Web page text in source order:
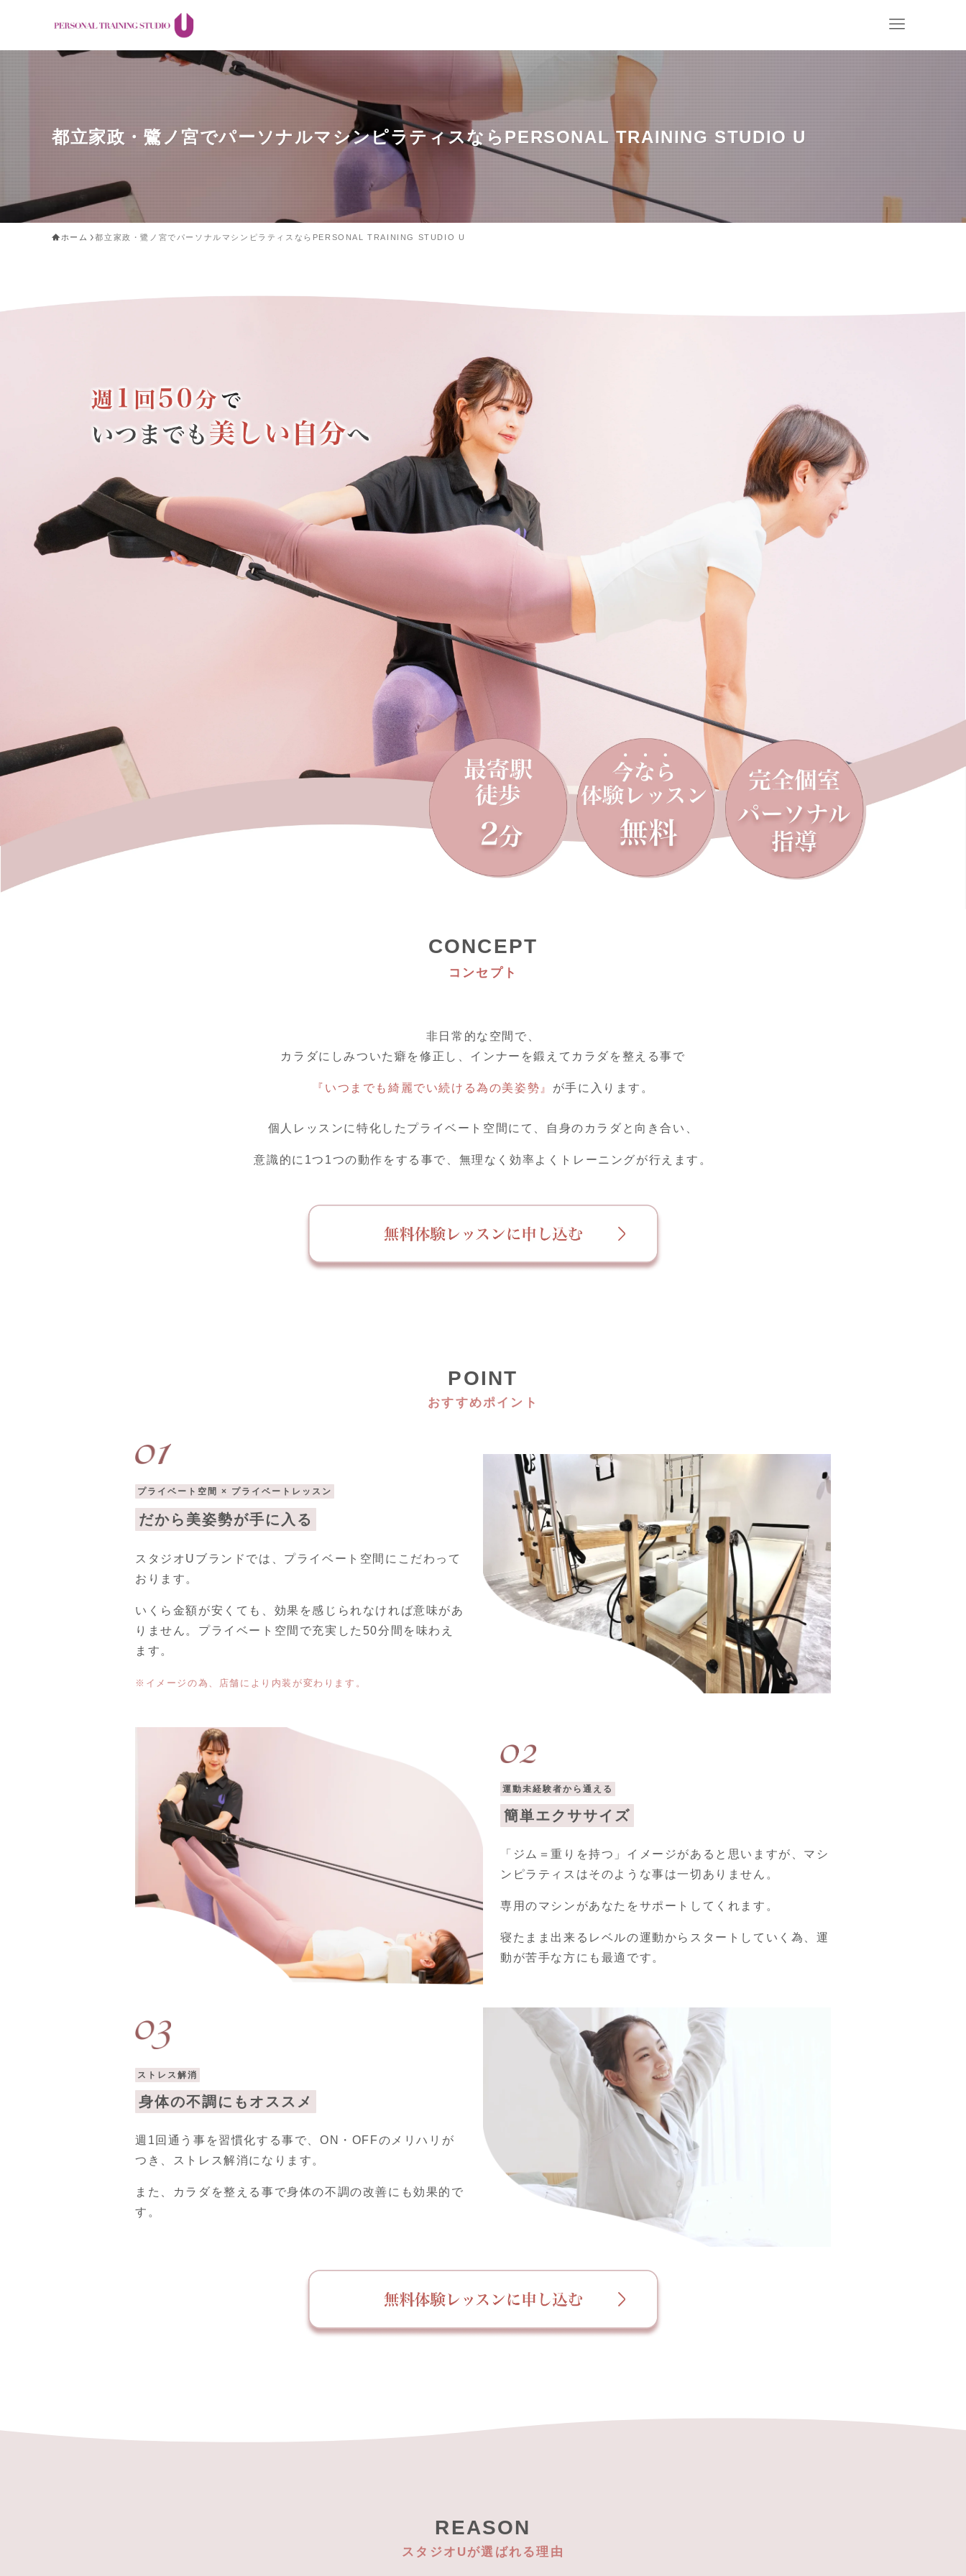
都立家政・鷺ノ宮でパーソナルマシンピラティスならPERSONAL TRAINING STUDIO U
ホーム 都立家政・鷺ノ宮でパーソナルマシンピラティスならPERSONAL TRAINING STUDIO U
CONCEPT
コンセプト
非日常的な空間で、
カラダにしみついた癖を修正し、インナーを鍛えてカラダを整える事で
『いつまでも綺麗でい続ける為の美姿勢』 が手に入ります。
個人レッスンに特化したプライベート空間にて、自身のカラダと向き合い、
意識的に1つ1つの動作をする事で、無理なく効率よくトレーニングが行えます。
POINT
おすすめポイント
プライベート空間 × プライベートレッスン
だから美姿勢が手に入る
スタジオUブランドでは、プライベート空間にこだわって
おります。
いくら金額が安くても、効果を感じられなければ意味があ
りません。プライベート空間で充実した50分間を味わえ
ます。
※イメージの為、店舗により内装が変わります。
運動未経験者から通える
簡単エクササイズ
「ジム＝重りを持つ」イメージがあると思いますが、マシ
ンピラティスはそのような事は一切ありません。
専用のマシンがあなたをサポートしてくれます。
寝たまま出来るレベルの運動からスタートしていく為、運
動が苦手な方にも最適です。
ストレス解消
身体の不調にもオススメ
週1回通う事を習慣化する事で、ON・OFFのメリハリが
つき、ストレス解消になります。
また、カラダを整える事で身体の不調の改善にも効果的で
す。
REASON
スタジオUが選ばれる理由